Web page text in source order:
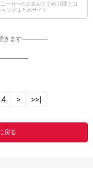
ーカーの人気おすすめ10選とコ
ングまとめサイト
ます-----------------
4 > >>|
戻る